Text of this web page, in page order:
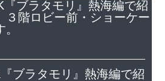
ブラタモリ』熱海編で紹